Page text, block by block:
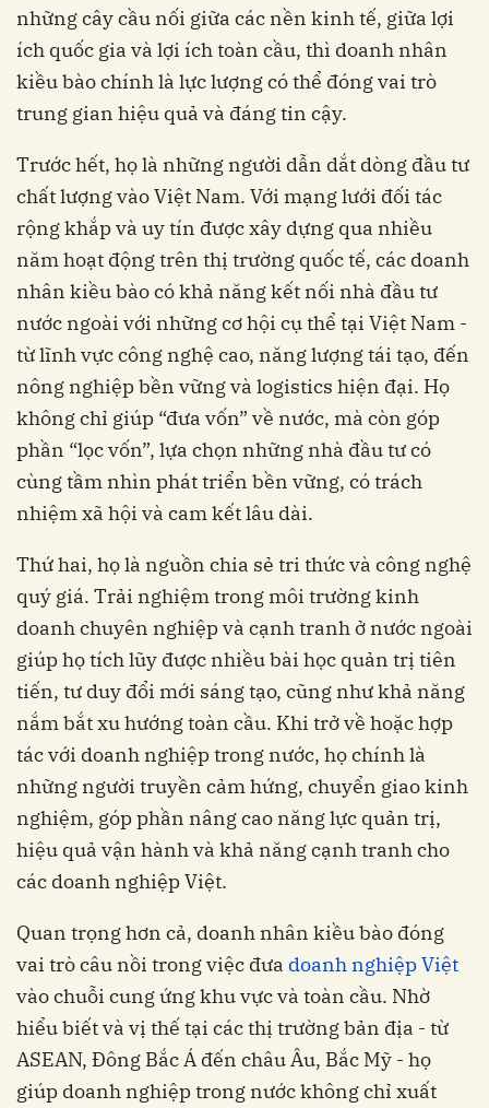
những cây cầu nối giữa các nền kinh tế, giữa lợi
ích quốc gia và lợi ích toàn cầu, thì doanh nhân
kiều bào chính là lực lượng có thể đóng vai trò
trung gian hiệu quả và đáng tin cậy.
Trước hết, họ là những người dẫn dắt dòng đầu tư
chất lượng vào Việt Nam. Với mạng lưới đối tác
rộng khắp và uy tín được xây dựng qua nhiều
năm hoạt động trên thị trường quốc tế, các doanh
nhân kiều bào có khả năng kết nối nhà đầu tư
nước ngoài với những cơ hội cụ thể tại Việt Nam -
từ lĩnh vực công nghệ cao, năng lượng tái tạo, đến
nông nghiệp bền vững và logistics hiện đại. Họ
không chỉ giúp “đưa vốn” về nước, mà còn góp
phần “lọc vốn”, lựa chọn những nhà đầu tư có
cùng tầm nhìn phát triển bền vững, có trách
nhiệm xã hội và cam kết lâu dài.
Thứ hai, họ là nguồn chia sẻ tri thức và công nghệ
quý giá. Trải nghiệm trong môi trường kinh
doanh chuyên nghiệp và cạnh tranh ở nước ngoài
giúp họ tích lũy được nhiều bài học quản trị tiên
tiến, tư duy đổi mới sáng tạo, cũng như khả năng
nắm bắt xu hướng toàn cầu. Khi trở về hoặc hợp
tác với doanh nghiệp trong nước, họ chính là
những người truyền cảm hứng, chuyển giao kinh
nghiệm, góp phần nâng cao năng lực quản trị,
hiệu quả vận hành và khả năng cạnh tranh cho
các doanh nghiệp Việt.
Quan trọng hơn cả, doanh nhân kiều bào đóng
vai trò câu nồi trong việc đưa doanh nghiệp Việt
vào chuỗi cung ứng khu vực và toàn cầu. Nhờ
hiểu biết và vị thế tại các thị trường bản địa - từ
ASEAN, Đông Bắc Á đến châu Âu, Bắc Mỹ - họ
giúp doanh nghiệp trong nước không chỉ xuất